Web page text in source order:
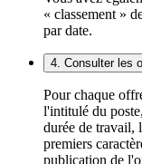
« classement »
par date.
4. Consulter les
Pour chaque
l'intitulé du
durée de travail,
premiers
publication de